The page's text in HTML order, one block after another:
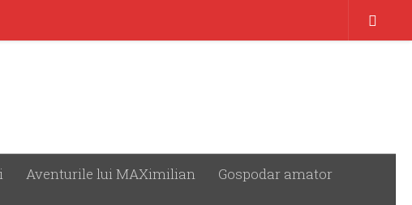
Aventurile lui MAXimilian Gospodar amator